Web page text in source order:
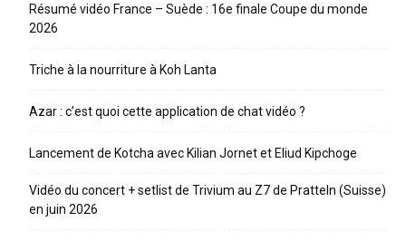
Résumé vidéo France – Suède : 16e finale Coupe du monde
2026
Triche à la nourriture à Koh Lanta
Azar : c’est quoi cette application de chat vidéo ?
Lancement de Kotcha avec Kilian Jornet et Eliud Kipchoge
Vidéo du concert + setlist de Trivium au Z7 de Pratteln (Suisse)
en juin 2026